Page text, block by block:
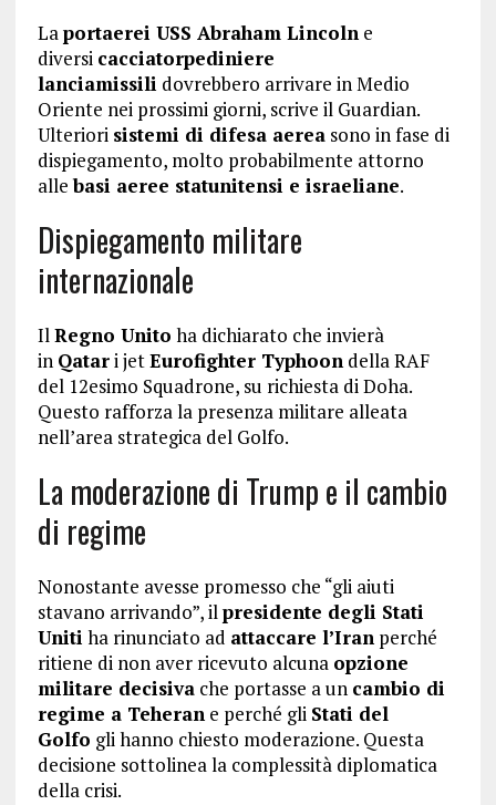
Laportaerei USS Abraham Lincolne
diversi cacciatorpediniere
lanciamissili dovrebbero arrivare in Medio
Oriente nei prossimi giorni, scrive il Guardian.
Ulteriori sistemi di difesa aereasono in fase di
dispiegamento, molto probabilmente attorno
allebasi aeree statunitensi e israeliane.
Dispiegamento militare
internazionale
IlRegno Unito ha dichiarato che invierà
in Qatari jetEurofighter Typhoondella RAF
del 12esimo Squadrone, su richiesta di Doha.
Questo rafforza la presenza militare alleata
nell’area strategica del Golfo.
La moderazione di Trump e il cambio
di regime
Nonostante avesse promesso che “gli aiuti
stavano arrivando”, ilpresidente degli Stati
Uniti ha rinunciato ad attaccare l’Iranperché
ritiene di non aver ricevuto alcuna opzione
militare decisivache portasse a un cambio di
regime a Teherane perché gli Stati del
Golfo gli hanno chiesto moderazione. Questa
decisione sottolinea la complessità diplomatica
della crisi.